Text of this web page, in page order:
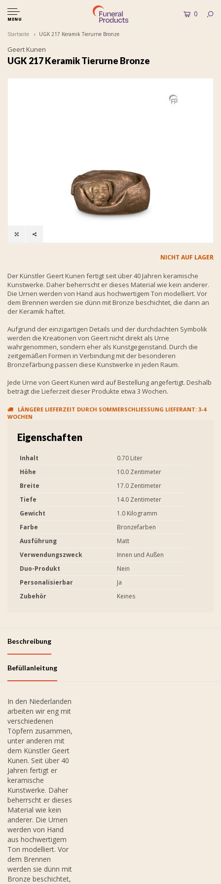
MENU
0
Startseite UGK 217 Keramik Tierurne Bronze
Geert Kunen
UGK 217 Keramik Tierurne Bronze
NICHT AUF LAGER
Der Künstler Geert Kunen fertigt seit über 40 Jahren keramische
Kunstwerke. Daher beherrscht er dieses Material wie kein anderer.
Die Urnen werden von Hand aus hochwertigem Ton modelliert. Vor
dem Brennen werden sie dünn mit Bronze beschichtet, die dann an
der Keramik haftet.
Aufgrund der einzigartigen Details und der durchdachten Symbolik
werden die Kreationen von Geert nicht direkt als Urne
wahrgenommen, sondern eher als Kunstgegenstand. Durch die
zeitgemäßen Formen in Verbindung mit der besonderen
Bronzefärbung passen diese Kunstwerke in jeden Raum.
Jede Urne von Geert Kunen wird auf Bestellung angefertigt. Deshalb
beträgt die Lieferzeit dieser Produkte etwa 3 Wochen.
LÄNGERE LIEFERZEIT DURCH SOMMERSCHLIESSUNG LIEFERANT: 3-4 W
OCHEN
Eigenschaften
Inhalt
0.70 Liter
Höhe
10.0 Zentimeter
Breite
17.0 Zentimeter
Tiefe
14.0 Zentimeter
Gewicht
1.0 Kilogramm
Farbe
Bronzefarben
Ausführung
Matt
Verwendungszweck
Innen und Außen
Duo-Produkt
Nein
Personalisierbar
Ja
Zubehör
Keines
Beschreibung
Befüllanleitung
In den Niederlanden
arbeiten wir eng mit
verschiedenen
Töpfern zusammen,
unter anderen mit
dem Künstler Geert
Kunen. Seit über 40
Jahren fertigt er
keramische
Kunstwerke. Daher
beherrscht er dieses
Material wie kein
anderer. Die Urnen
werden von Hand
aus hochwertigem
Ton modelliert. Vor
dem Brennen
werden sie dünn mit
Bronze beschichtet,